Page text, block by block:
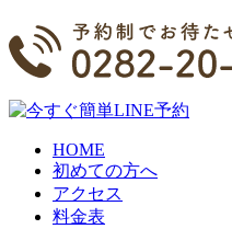
HOME
初めての方へ
アクセス
料金表